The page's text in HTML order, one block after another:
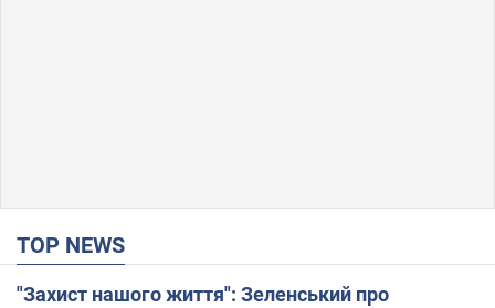
TOP NEWS
"Захист нашого життя": Зеленський про